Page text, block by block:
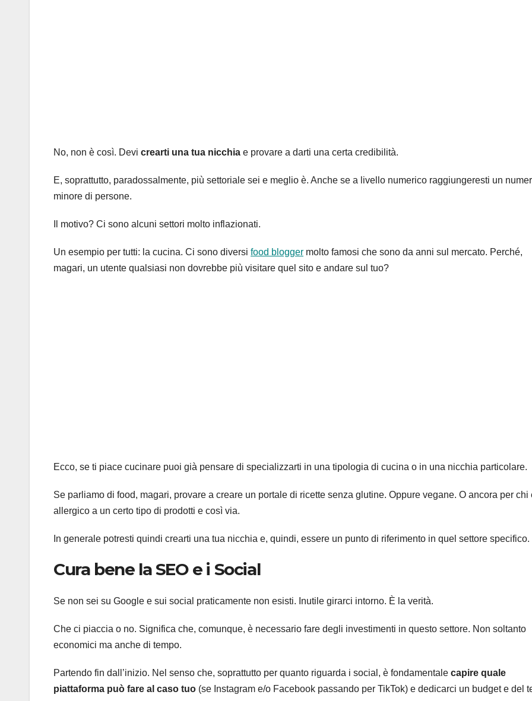
No, non è così. Devi crearti una tua nicchia e provare a darti una certa credibilità.
E, soprattutto, paradossalmente, più settoriale sei e meglio è. Anche se a livello numerico raggiungeresti un
minore di persone.
Il motivo? Ci sono alcuni settori molto inflazionati.
Un esempio per tutti: la cucina. Ci sono diversi food blogger molto famosi che sono da anni sul mercato. Perché,
magari, un utente qualsiasi non dovrebbe più visitare quel sito e andare sul tuo?
Ecco, se ti piace cucinare puoi già pensare di specializzarti in una tipologia di cucina o in una nicchia particolare.
Se parliamo di food, magari, provare a creare un portale di ricette senza glutine. Oppure vegane. O ancora per chi
allergico a un certo tipo di prodotti e così via.
In generale potresti quindi crearti una tua nicchia e, quindi, essere un punto di riferimento in quel settore specifico.
Cura bene la SEO e i Social
Se non sei su Google e sui social praticamente non esisti. Inutile girarci intorno. È la verità.
Che ci piaccia o no. Significa che, comunque, è necessario fare degli investimenti in questo settore. Non soltanto
economici ma anche di tempo.
Partendo fin dall’inizio. Nel senso che, soprattutto per quanto riguarda i social, è fondamentale capire quale
piattaforma può fare al caso tuo (se Instagram e/o Facebook passando per TikTok) e dedicarci un budget e del